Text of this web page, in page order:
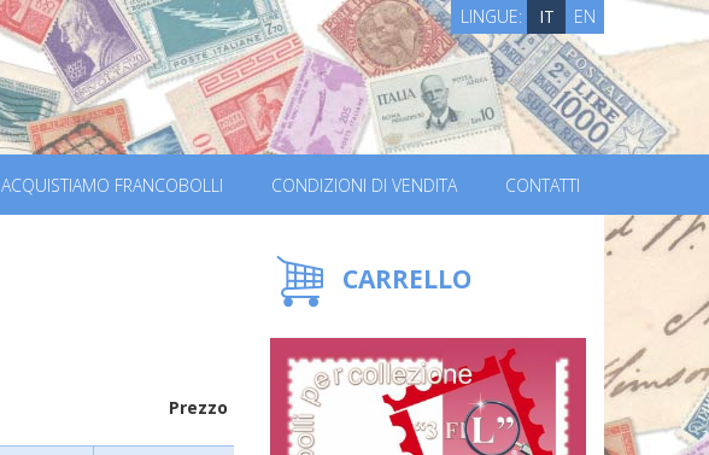
LINGUE: IT EN
ACQUISTIAMO FRANCOBOLLI CONDIZIONI DI VENDITA CONTATTI
Prezzo
CARRELLO